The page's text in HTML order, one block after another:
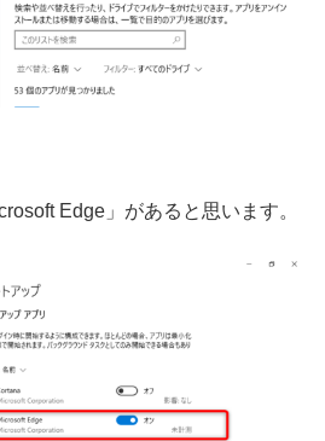
Edge」があると思います。